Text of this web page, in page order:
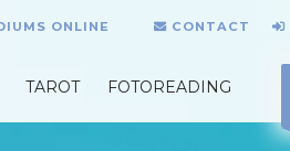
ONLINE CONTACT
TAROT FOTOREADING